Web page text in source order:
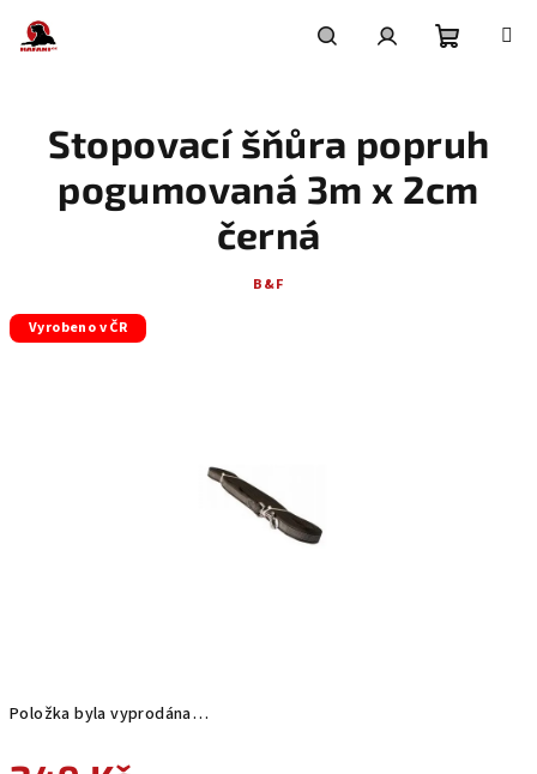
obsah
košík
Položka byla vyprodána…
Stopovací šňůra popruh
pogumovaná 3m x 2cm
černá
B&F
Vyrobeno v ČR